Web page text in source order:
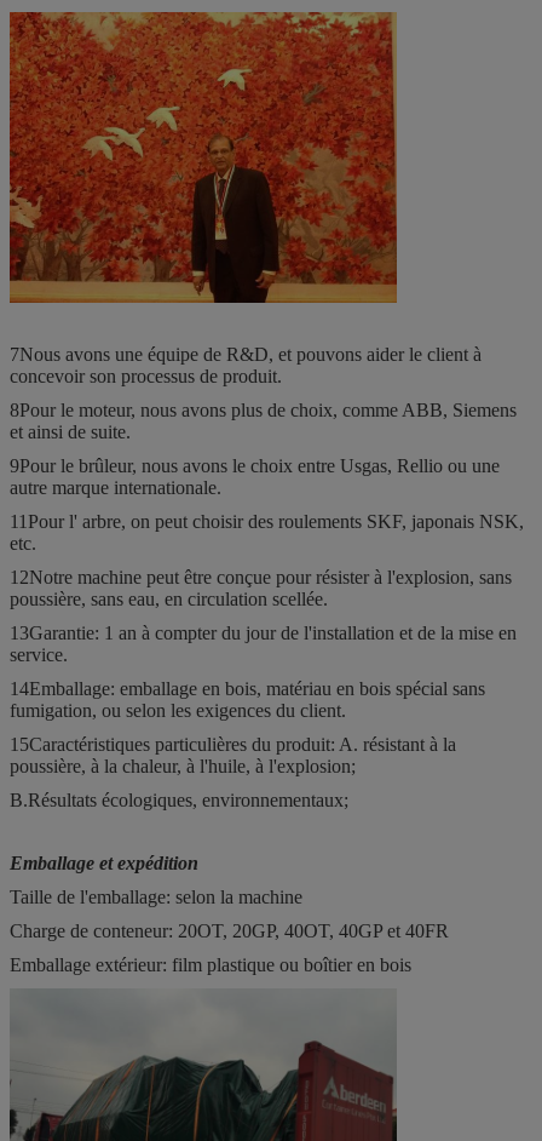
7Nous avons une équipe de R&D, et pouvons aider le client à
concevoir son processus de produit.
8Pour le moteur, nous avons plus de choix, comme ABB, Siemens
et ainsi de suite.
9Pour le brûleur, nous avons le choix entre Usgas, Rellio ou une
autre marque internationale.
11Pour l' arbre, on peut choisir des roulements SKF, japonais NSK,
etc.
12Notre machine peut être conçue pour résister à l'explosion, sans
poussière, sans eau, en circulation scellée.
13Garantie: 1 an à compter du jour de l'installation et de la mise en
service.
14Emballage: emballage en bois, matériau en bois spécial sans
fumigation, ou selon les exigences du client.
15Caractéristiques particulières du produit: A. résistant à la
poussière, à la chaleur, à l'huile, à l'explosion;
B.Résultats écologiques, environnementaux;
Emballage et expédition
Taille de l'emballage: selon la machine
Charge de conteneur: 20OT, 20GP, 40OT, 40GP et 40FR
Emballage extérieur: film plastique ou boîtier en bois